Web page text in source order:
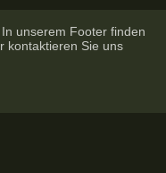
In unserem Footer finden
kontaktieren Sie uns